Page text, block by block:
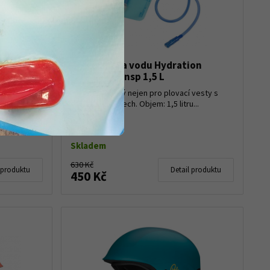
Kola
rybářské
Pitný vak na vodu Hydration
Bladder Transp 1,5 L
Picí vak vhodný nejen pro plovací vesty s
kapsou na zádech. Objem: 1,5 litru...
Skladem
630 Kč
450 Kč Detail produktu